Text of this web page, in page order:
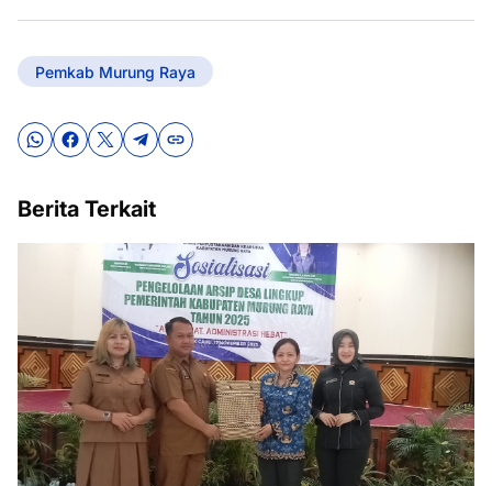
Pemkab Murung Raya
Berita Terkait